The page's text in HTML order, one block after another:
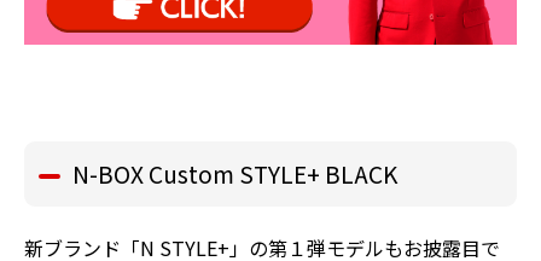
N-BOX Custom STYLE+ BLACK
新ブランド「N STYLE+」の第１弾モデルもお披露目で